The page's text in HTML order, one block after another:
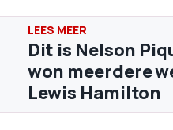
Dit is Nelson
won meerdere
Lewis Hamilton